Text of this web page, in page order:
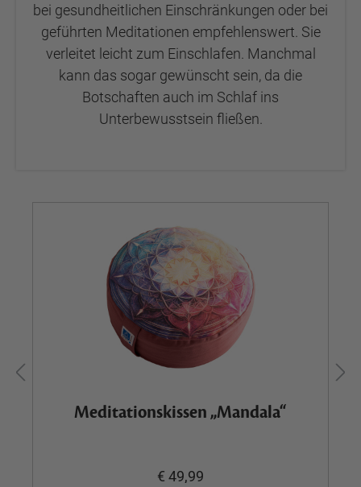
bei gesundheitlichen Einschränkungen oder bei
geführten Meditationen empfehlenswert. Sie
verleitet leicht zum Einschlafen. Manchmal
kann das sogar gewünscht sein, da die
Botschaften auch im Schlaf ins
Unterbewusstsein fließen.
Meditationskissen „Mandala“
€ 49,99